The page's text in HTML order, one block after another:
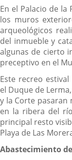
En el Palacio de
los muros
arqueológicos
del inmueble y
algunas de cierto
preceptivo en el
Este recreo
el Duque de
y la Corte
en la ribera del
principal resto
Playa de Las
Abastecimiento